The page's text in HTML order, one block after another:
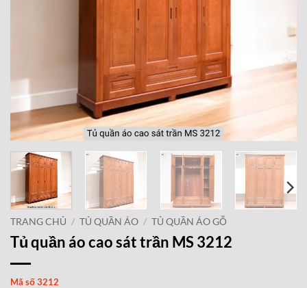
TRANG CHỦ / TỦ QUẦN ÁO / TỦ QUẦN ÁO GỖ
Tủ quần áo cao sát trần MS 3212
Mã số 3212